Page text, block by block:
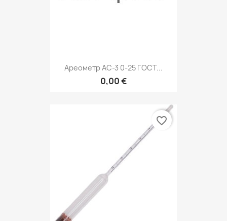
Ареометр АС-3 0-25 ГОСТ...
0,00 €
favorite_border